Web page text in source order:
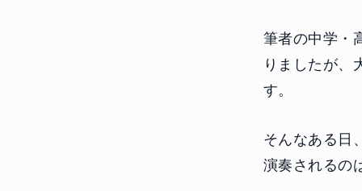
筆者の中学・
りましたが、
す。
そんなある日
演奏されるの